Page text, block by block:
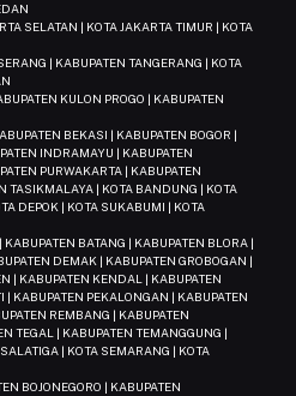
SELATAN | KOTA JAKARTA TIMUR | KOTA
| KABUPATEN TANGERANG | KOTA
KULON PROGO | KABUPATEN
BEKASI | KABUPATEN BOGOR |
INDRAMAYU | KABUPATEN
PURWAKARTA | KABUPATEN
TASIKMALAYA | KOTA BANDUNG | KOTA
DEPOK | KOTA SUKABUMI | KOTA
BATANG | KABUPATEN BLORA |
DEMAK | KABUPATEN GROBOGAN |
| KABUPATEN KENDAL | KABUPATEN
| KABUPATEN PEKALONGAN | KABUPATEN
REMBANG | KABUPATEN
TEGAL | KABUPATEN TEMANGGUNG |
| KOTA SEMARANG | KOTA
BOJONEGORO | KABUPATEN